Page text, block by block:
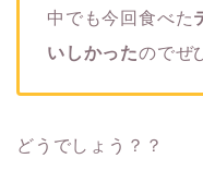
中でも今回食べた
いしかったのでぜ
どうでしょう？？